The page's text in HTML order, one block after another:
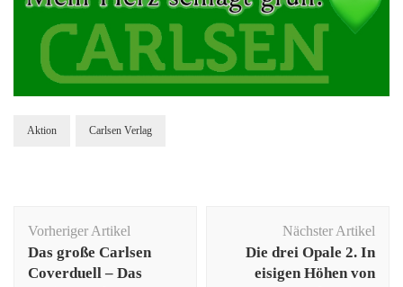
Aktion Carlsen Verlag
Vorheriger Artikel
Das große Carlsen
Coverduell – Das
Nächster Artikel
Die drei Opale 2. In
eisigen Höhen von